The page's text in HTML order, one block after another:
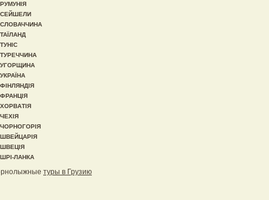
РУМУНІЯ
СЕЙШЕЛИ
СЛОВАЧЧИНА
ТАЇЛАНД
ТУНІС
ТУРЕЧЧИНА
УГОРЩИНА
УКРАЇНА
ФІНЛЯНДІЯ
ФРАНЦІЯ
ХОРВАТІЯ
ЧЕХІЯ
ЧОРНОГОРІЯ
ШВЕЙЦАРІЯ
ШВЕЦІЯ
ШРІ-ЛАНКА
туры в Грузию